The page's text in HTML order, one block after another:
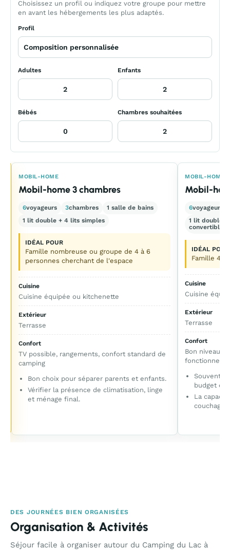
Choisissez un profil ou indiquez votre groupe pour mettre
en avant les hébergements les plus adaptés.
Profil
Adultes Enfants
Bébés Chambres souhaitées
MOBIL-HOME
Mobil-home 3 chambres
6voyageurs 3chambres
1 salle de bains
1 lit double + 4 lits simples
IDÉAL POUR
Famille nombreuse ou groupe de 4 à 6
personnes cherchant de l'espace
Cuisine
Cuisine équipée ou kitchenette
Extérieur
Terrasse
Confort
TV possible, rangements, confort standard de
camping
Bon choix pour séparer parents et enfants.
Vérifier la présence de climatisation, linge
et ménage final.
MOBIL-HOME
Mobil-
6voyageurs
1 lit double
convertible
IDÉAL POUR
Famille 4
Cuisine
Cuisine
Extérieur
Terrasse
Confort
Bon niveau
fonctionnel
Souvent
budget et
La
couchage
DES JOURNÉES BIEN ORGANISÉES
Organisation & Activités
Séjour facile à organiser autour du Camping du Lac à